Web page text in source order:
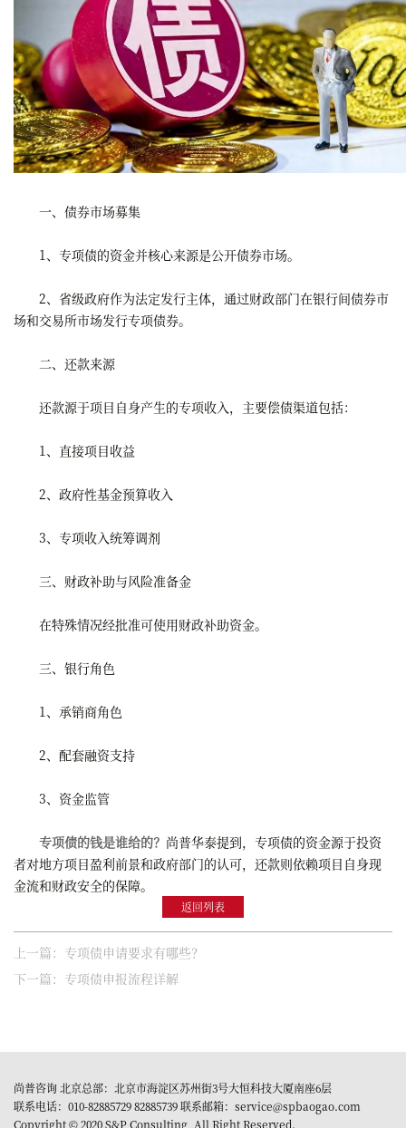
一、债券市场募集
1、专项债的资金并核心来源是公开债券市场。
2、省级政府作为法定发行主体，通过财政部门在银行间债券市
场和交易所市场发行专项债券。
二、还款来源
还款源于项目自身产生的专项收入，主要偿债渠道包括：
1、直接项目收益
2、政府性基金预算收入
3、专项收入统筹调剂
三、财政补助与风险准备金
在特殊情况经批准可使用财政补助资金。
三、银行角色
1、承销商角色
2、配套融资支持
3、资金监管
专项债的钱是谁给的？ 尚普华泰提到，专项债的资金源于投资
者对地方项目盈利前景和政府部门的认可，还款则依赖项目自身现
金流和财政安全的保障。
返回列表
上一篇：专项债申请要求有哪些？
下一篇：专项债申报流程详解
尚普咨询 北京总部：北京市海淀区苏州街3号大恒科技大厦南座6层
联系电话：010-82885729 82885739 联系邮箱：service@spbaogao.com
Copyright © 2020 S&P Consulting, All Right Reserved.